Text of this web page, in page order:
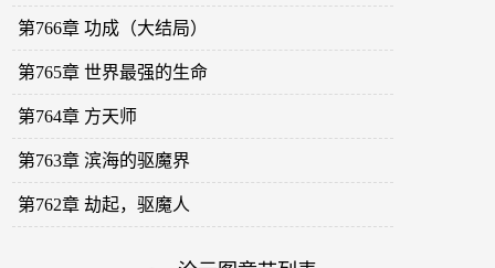
第766章 功成（大结局）
第765章 世界最强的生命
第764章 方天师
第763章 滨海的驱魔界
第762章 劫起，驱魔人